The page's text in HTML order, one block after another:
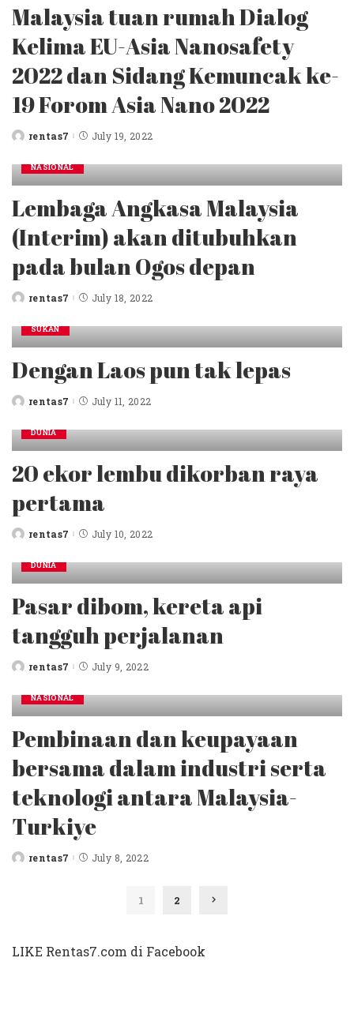
Malaysia tuan rumah Dialog
Kelima EU-Asia Nanosafety
2022 dan Sidang Kemuncak ke-
19 Forom Asia Nano 2022
Postedrentas7 July 19, 2022
NASIONAL
Lembaga Angkasa Malaysia
(Interim) akan ditubuhkan
pada bulan Ogos depan
Postedrentas7 July 18, 2022
SUKAN
Dengan Laos pun tak lepas
Postedrentas7 July 11, 2022
DUNIA
20 ekor lembu dikorban raya
pertama
Postedrentas7 July 10, 2022
DUNIA
Pasar dibom, kereta api
tangguh perjalanan
Postedrentas7 July 9, 2022
NASIONAL
Pembinaan dan keupayaan
bersama dalam industri serta
teknologi antara Malaysia-
Turkiye
Postedrentas7 July 8, 2022
1 2
LIKE Rentas7.com di Facebook